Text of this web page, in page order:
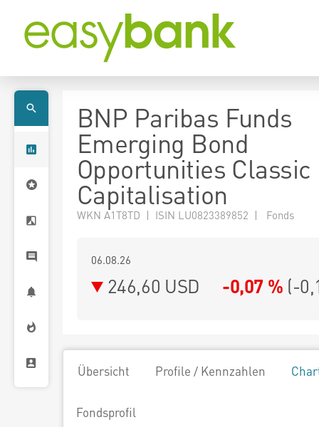
BNP Paribas Funds
Emerging Bond
Opportunities Classic
Capitalisation
WKN A1T8TD | ISIN LU0823389852 | Fonds
06.08.26
246,60 USD -0,07 % (-
Übersicht Profile / Kennzahlen
Fondsprofil